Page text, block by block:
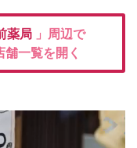
薬局 」周辺で
一覧を開く